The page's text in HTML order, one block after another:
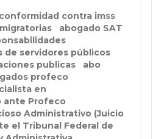
contra imss
abogado SAT
de servidores públicos
publicas
abo
profeco
en
ante Profeco
Administrativo (Juicio
el Tribunal Federal de